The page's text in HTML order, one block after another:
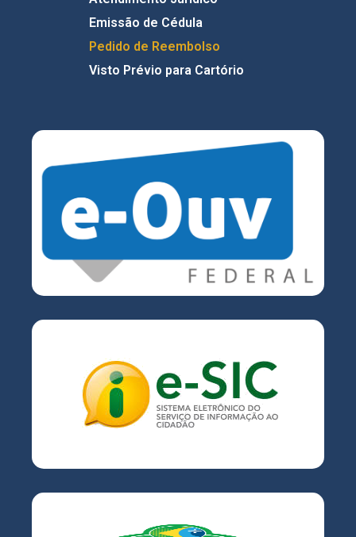
Emissão de Cédula
Pedido de Reembolso
Visto Prévio para Cartório